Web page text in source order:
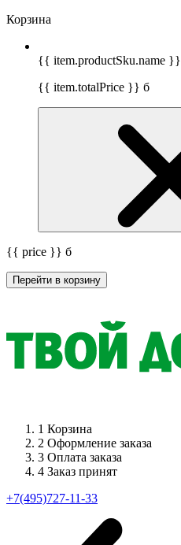
Корзина
{{ item.productSku.name }}
{{ item.totalPrice }} б
{{ price }} б
Перейти в корзину
1 Корзина
2 Оформление заказа
3 Оплата заказа
4 Заказ принят
+7(495)727-11-33